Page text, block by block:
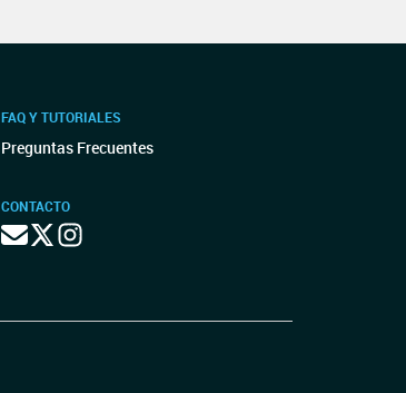
FAQ Y TUTORIALES
Preguntas Frecuentes
CONTACTO